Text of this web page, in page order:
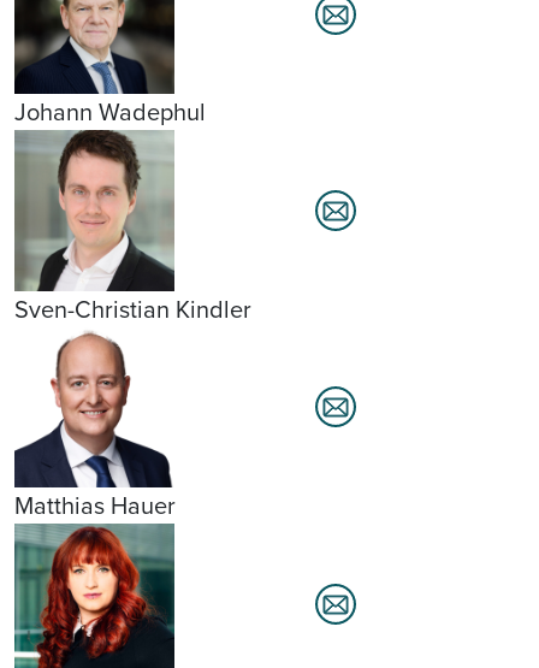
Johann Wadephul
Sven-Christian Kindler
Matthias Hauer